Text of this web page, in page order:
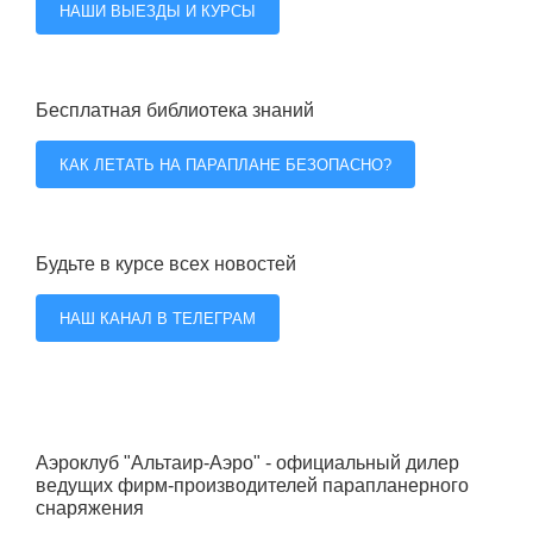
НАШИ ВЫЕЗДЫ И КУРСЫ
Бесплатная библиотека знаний
КАК ЛЕТАТЬ НА ПАРАПЛАНЕ БЕЗОПАСНО?
Будьте в курсе всех новостей
НАШ КАНАЛ В ТЕЛЕГРАМ
Аэроклуб "Альтаир-Аэро" - официальный дилер
ведущих фирм-производителей парапланерного
снаряжения